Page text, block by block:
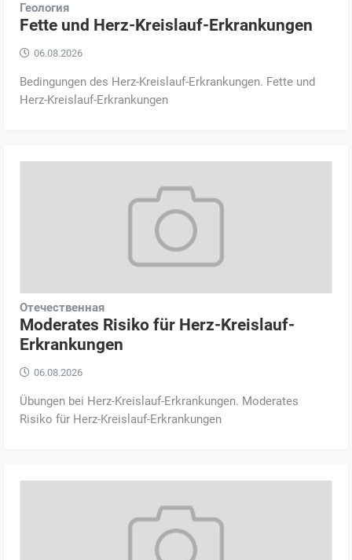
Геология
Fette und Herz-Kreislauf-Erkrankungen
06.08.2026
Bedingungen des Herz-Kreislauf-Erkrankungen. Fette und
Herz-Kreislauf-Erkrankungen
Отечественная
Moderates Risiko für Herz-Kreislauf-
Erkrankungen
06.08.2026
Übungen bei Herz-Kreislauf-Erkrankungen. Moderates
Risiko für Herz-Kreislauf-Erkrankungen